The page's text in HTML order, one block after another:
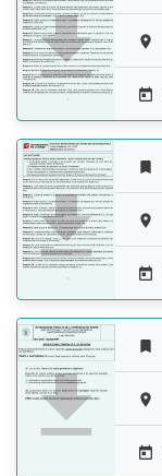
 








